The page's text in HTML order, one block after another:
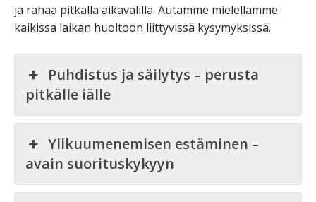
ja rahaa pitkällä aikavälillä. Autamme mielellämme
kaikissa laikan huoltoon liittyvissä kysymyksissä.
Puhdistus ja säilytys – perusta
pitkälle iälle
Ylikuumenemisen estäminen –
avain suorituskykyyn